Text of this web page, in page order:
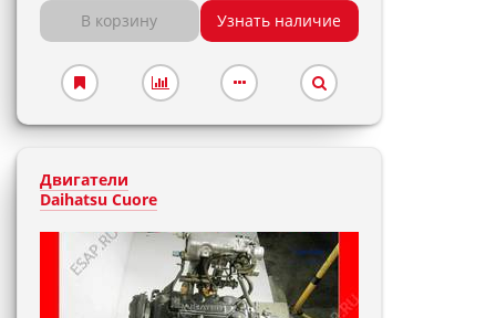
В корзину Узнать наличие
Двигатели
Daihatsu Cuore